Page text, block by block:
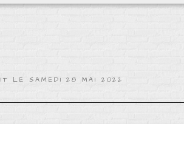
LE SAMEDI 28 MAI 2022